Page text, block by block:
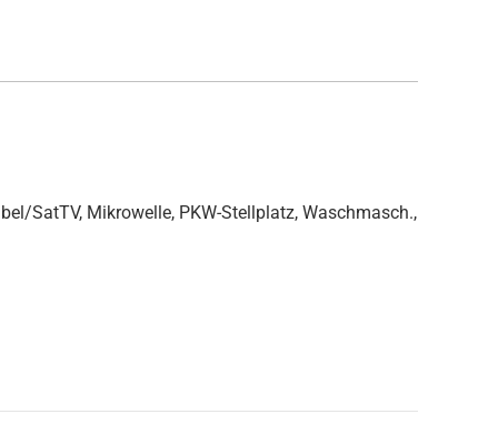
SatTV, Mikrowelle, PKW-Stellplatz, Waschmasch.,